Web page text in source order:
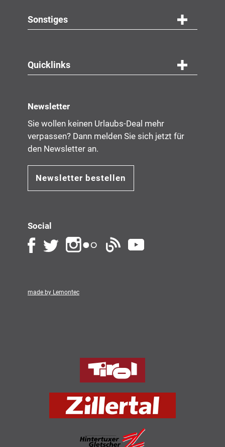
Sonstiges
Quicklinks
Newsletter
Sie wollen keinen Urlaubs-Deal mehr
verpassen? Dann melden Sie sich jetzt für
den Newsletter an.
Newsletter bestellen
Social
made by Lemontec